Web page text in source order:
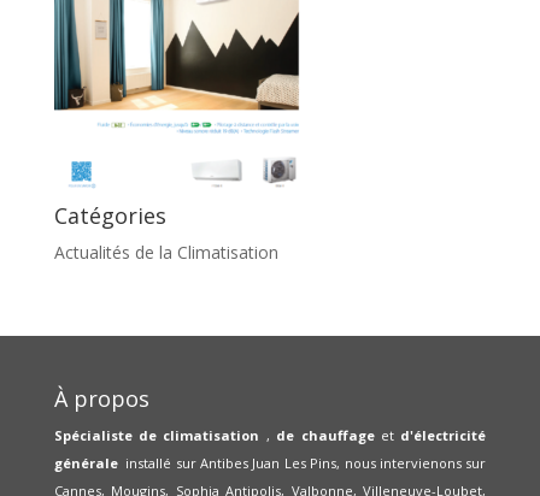
Catégories
Actualités de la Climatisation
À propos
Spécialiste de climatisation , de chauffageet d'électricité
générale installé sur Antibes Juan Les Pins, nous intervienons sur
Cannes, Mougins, Sophia Antipolis, Valbonne, Villeneuve-Loubet,